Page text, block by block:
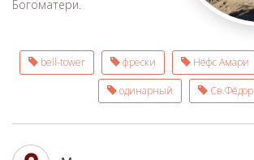
Богоматери.
bell-tower фрески Нефс Амари
одинарный Св.Фёдор